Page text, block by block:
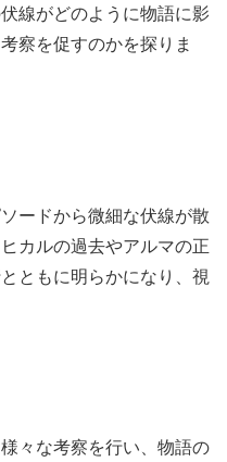
線がどのように物語に影
察を促すのかを探りま
ードから微細な伏線が散
カルの過去やアルマの正
ともに明らかになり、視
々な考察を行い、物語の